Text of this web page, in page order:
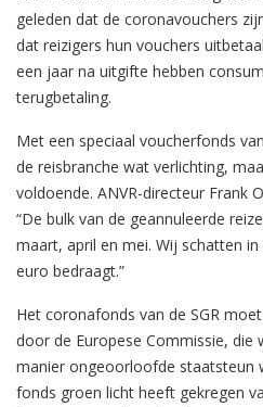
geleden dat de coronavouchers
dat reizigers hun vouchers
een jaar na uitgifte hebben
terugbetaling.
Met een speciaal voucherfonds
de reisbranche wat verlichting,
voldoende. ANVR-directeur Frank
“De bulk van de geannuleerde
maart, april en mei. Wij schatten
euro bedraagt.”
Het coronafonds van de SGR
door de Europese Commissie, die
manier ongeoorloofde staatsteun
fonds groen licht heeft gekregen